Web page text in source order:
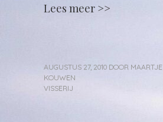
Lees meer >>
AUGUSTUS 27, 2010 DOOR MAARTJE
KOUWEN
VISSERIJ